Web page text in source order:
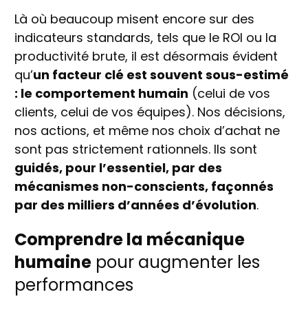
Là où beaucoup misent encore sur des
indicateurs standards, tels que le ROI ou la
productivité brute, il est désormais évident
qu’un facteur clé est souvent sous-estimé
: le comportement humain (celui de vos
clients, celui de vos équipes). Nos décisions,
nos actions, et même nos choix d’achat ne
sont pas strictement rationnels. Ils sont
guidés, pour l’essentiel, par des
mécanismes non-conscients, façonnés
par des milliers d’années d’évolution.
Comprendre la mécanique
humaine pour augmenter les
performances